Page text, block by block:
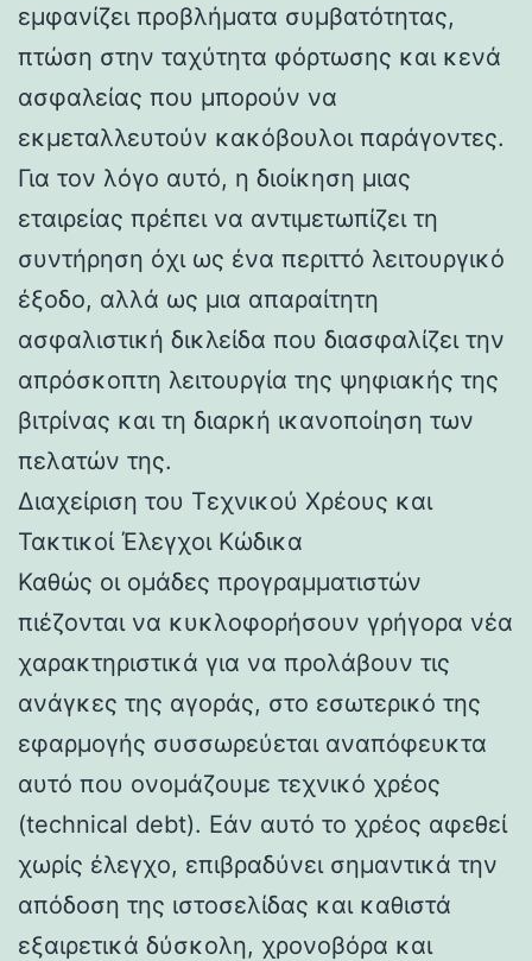
εμφανίζει προβλήματα συμβατότητας,
πτώση στην ταχύτητα φόρτωσης και κενά
ασφαλείας που μπορούν να
εκμεταλλευτούν κακόβουλοι παράγοντες.
Για τον λόγο αυτό, η διοίκηση μιας
εταιρείας πρέπει να αντιμετωπίζει τη
συντήρηση όχι ως ένα περιττό λειτουργικό
έξοδο, αλλά ως μια απαραίτητη
ασφαλιστική δικλείδα που διασφαλίζει την
απρόσκοπτη λειτουργία της ψηφιακής της
βιτρίνας και τη διαρκή ικανοποίηση των
πελατών της.
Διαχείριση του Τεχνικού Χρέους και
Τακτικοί Έλεγχοι Κώδικα
Καθώς οι ομάδες προγραμματιστών
πιέζονται να κυκλοφορήσουν γρήγορα νέα
χαρακτηριστικά για να προλάβουν τις
ανάγκες της αγοράς, στο εσωτερικό της
εφαρμογής συσσωρεύεται αναπόφευκτα
αυτό που ονομάζουμε τεχνικό χρέος
(technical debt). Εάν αυτό το χρέος αφεθεί
χωρίς έλεγχο, επιβραδύνει σημαντικά την
απόδοση της ιστοσελίδας και καθιστά
εξαιρετικά δύσκολη, χρονοβόρα και